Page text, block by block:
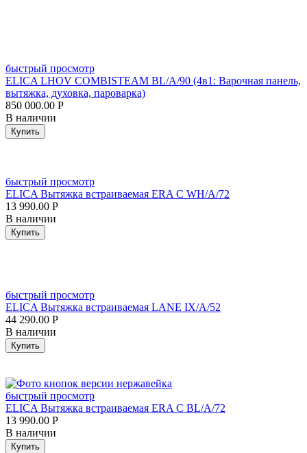
быстрый просмотр
ELICA LHOV COMBISTEAM BL/A/90 (4в1: Варочная панель,
вытяжка, духовка, пароварка)
850 000.00 Р
В наличии
Купить
быстрый просмотр
ELICA Вытяжка встраиваемая ERA C WH/A/72
13 990.00 Р
В наличии
Купить
быстрый просмотр
ELICA Вытяжка встраиваемая LANE IX/A/52
44 290.00 Р
В наличии
Купить
быстрый просмотр
ELICA Вытяжка встраиваемая ERA C BL/A/72
13 990.00 Р
В наличии
Купить